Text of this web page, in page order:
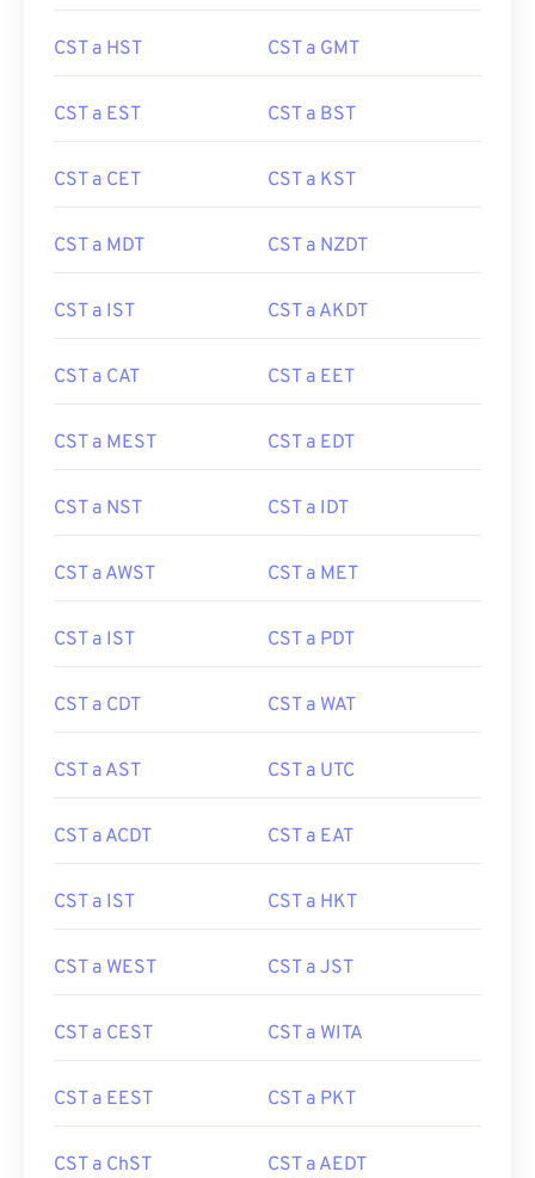
CST a HST CST a GMT
CST a EST CST a BST
CST a CET CST a KST
CST a MDT CST a NZDT
CST a IST CST a AKDT
CST a CAT CST a EET
CST a MEST CST a EDT
CST a NST CST a IDT
CST a AWST CST a MET
CST a IST CST a PDT
CST a CDT CST a WAT
CST a AST CST a UTC
CST a ACDT CST a EAT
CST a IST CST a HKT
CST a WEST CST a JST
CST a CEST CST a WITA
CST a EEST CST a PKT
CST a ChST CST a AEDT